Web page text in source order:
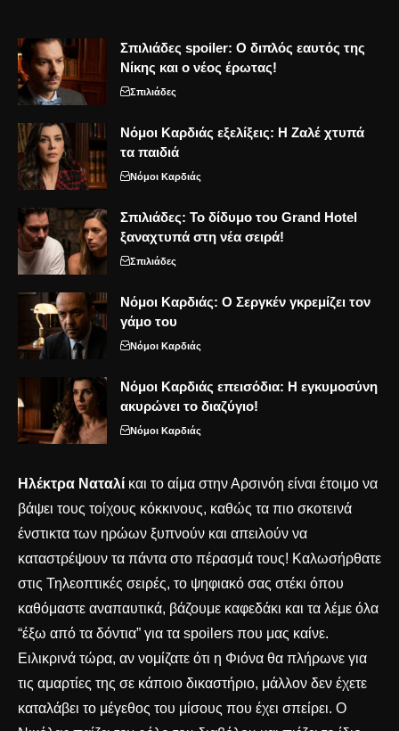
Σπιλιάδες spoiler: Ο διπλός εαυτός της
Νίκης και ο νέος έρωτας!
Σπιλιάδες
Νόμοι Καρδιάς εξελίξεις: Η Ζαλέ χτυπά
τα παιδιά
Νόμοι Καρδιάς
Σπιλιάδες: Το δίδυμο του Grand Hotel
ξαναχτυπά στη νέα σειρά!
Σπιλιάδες
Νόμοι Καρδιάς: Ο Σεργκέν γκρεμίζει τον
γάμο του
Νόμοι Καρδιάς
Νόμοι Καρδιάς επεισόδια: Η εγκυμοσύνη
ακυρώνει το διαζύγιο!
Νόμοι Καρδιάς
Ηλέκτρα Ναταλί και το αίμα στην Αρσινόη είναι έτοιμο να
βάψει τους τοίχους κόκκινους, καθώς τα πιο σκοτεινά
ένστικτα των ηρώων ξυπνούν και απειλούν να
καταστρέψουν τα πάντα στο πέρασμά τους! Καλωσήρθατε
στις Τηλεοπτικές σειρές, το ψηφιακό σας στέκι όπου
καθόμαστε αναπαυτικά, βάζουμε καφεδάκι και τα λέμε όλα
“έξω από τα δόντια” για τα spoilers που μας καίνε.
Ειλικρινά τώρα, αν νομίζατε ότι η Φιόνα θα πλήρωνε για
τις αμαρτίες της σε κάποιο δικαστήριο, μάλλον δεν έχετε
καταλάβει το μέγεθος του μίσους που έχει σπείρει. Ο